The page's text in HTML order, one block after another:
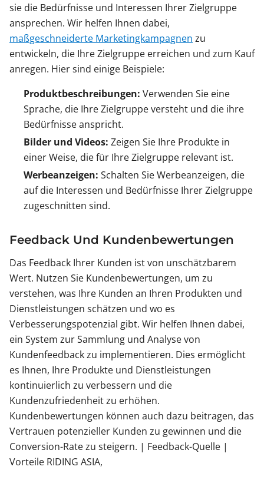
sie die Bedürfnisse und Interessen Ihrer Zielgruppe
ansprechen. Wir helfen Ihnen dabei,
maßgeschneiderte Marketingkampagnen zu
entwickeln, die Ihre Zielgruppe erreichen und zum Kauf
anregen. Hier sind einige Beispiele:
Produktbeschreibungen: Verwenden Sie eine
Sprache, die Ihre Zielgruppe versteht und die ihre
Bedürfnisse anspricht.
Bilder und Videos: Zeigen Sie Ihre Produkte in
einer Weise, die für Ihre Zielgruppe relevant ist.
Werbeanzeigen: Schalten Sie Werbeanzeigen, die
auf die Interessen und Bedürfnisse Ihrer Zielgruppe
zugeschnitten sind.
Feedback Und Kundenbewertungen
Das Feedback Ihrer Kunden ist von unschätzbarem
Wert. Nutzen Sie Kundenbewertungen, um zu
verstehen, was Ihre Kunden an Ihren Produkten und
Dienstleistungen schätzen und wo es
Verbesserungspotenzial gibt. Wir helfen Ihnen dabei,
ein System zur Sammlung und Analyse von
Kundenfeedback zu implementieren. Dies ermöglicht
es Ihnen, Ihre Produkte und Dienstleistungen
kontinuierlich zu verbessern und die
Kundenzufriedenheit zu erhöhen.
Kundenbewertungen können auch dazu beitragen, das
Vertrauen potenzieller Kunden zu gewinnen und die
Conversion-Rate zu steigern. | Feedback-Quelle |
Vorteile RIDING ASIA,